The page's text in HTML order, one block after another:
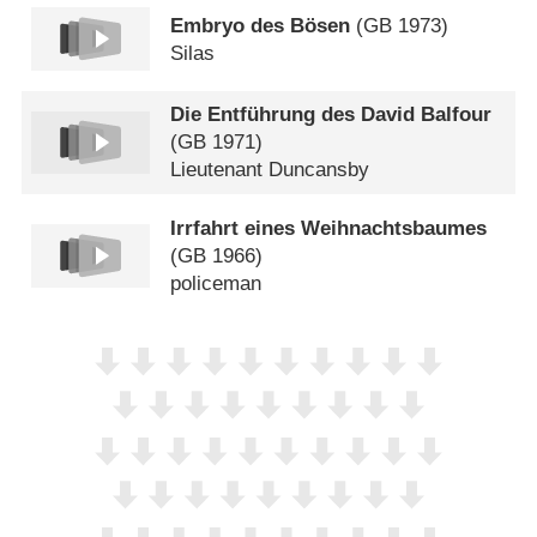
Embryo des Bösen (GB 1973)
Silas
Die Entführung des David Balfour
(GB 1971)
Lieutenant Duncansby
Irrfahrt eines Weihnachtsbaumes
(GB 1966)
policeman